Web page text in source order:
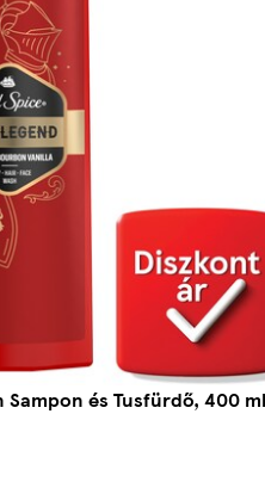
Sampon és Tusfürdő, 400 ml